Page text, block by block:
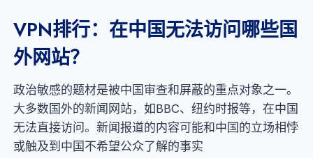
VPN排行：在中国无法访问哪些国
外网站？
政治敏感的题材是被中国审查和屏蔽的重点对象之一。
大多数国外的新闻网站，如BBC、纽约时报等，在中国
无法直接访问。新闻报道的内容可能和中国的立场相悖
或触及到中国不希望公众了解的事实